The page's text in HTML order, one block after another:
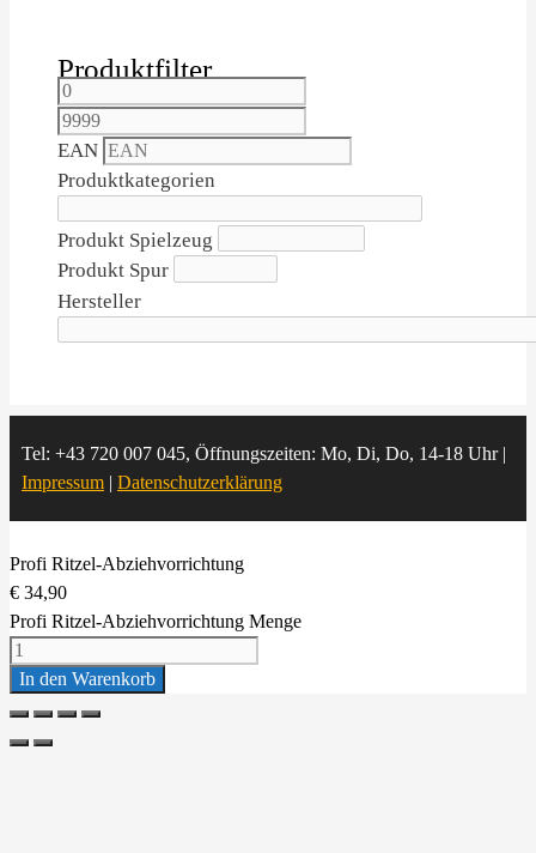
Produktfilter
EAN
Produktkategorien
Produkt Spielzeug
Produkt Spur
Hersteller
Tel: +43 720 007 045, Öffnungszeiten: Mo, Di, Do, 14-18 Uhr |
Impressum | Datenschutzerklärung
Profi Ritzel-Abziehvorrichtung
€ 34,90
Profi Ritzel-Abziehvorrichtung Menge
In den Warenkorb